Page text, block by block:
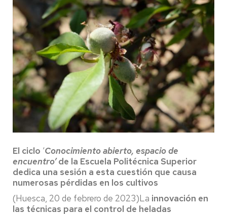
El ciclo ‘Conocimiento abierto, espacio de
encuentro’de la Escuela Politécnica Superior
dedica una sesión a esta cuestión que causa
numerosas pérdidas en los cultivos
(Huesca, 20 de febrero de 2023)La innovación en
las técnicas para el control de heladas